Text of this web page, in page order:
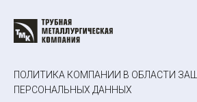
ПОЛИТИКА КОМПАНИИ В ОБЛАСТИ
ПЕРСОНАЛЬНЫХ ДАННЫХ